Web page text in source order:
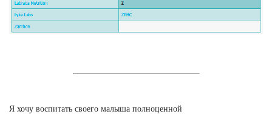
Я хочу воспитать своего малыша полноценной